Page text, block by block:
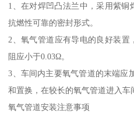
1、在对焊凹凸法兰中，采用紫铜
抗燃性可靠的密封形式。
2、氧气管道应有导电的良好装
阻应小于0.03Ω。
3、车间内主要氧气管道的末端应
和置换，在较长的氧气管道进入车
氧气管道安装注意事项